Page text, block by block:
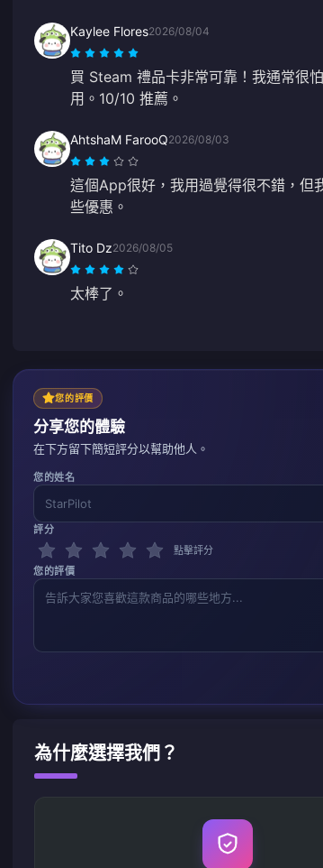
Kaylee Flores2026/08/04
買 Steam 禮品卡非常可靠！我通常很
用。10/10 推薦。
AhtshaM FarooQ2026/08/03
這個App很好，我用過覺得很不錯，但
些優惠。
Tito Dz2026/08/05
太棒了。
您的評價
分享您的體驗
在下方留下簡短評分以幫助他人。
您的姓名
評分
點擊評分
您的評價
為什麼選擇我們？